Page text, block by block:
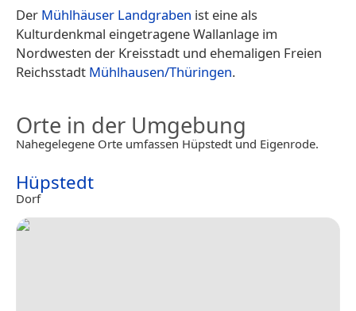
Der Mühlhäuser Landgraben ist eine als
Kulturdenkmal eingetragene Wallanlage im
Nordwesten der Kreisstadt und ehemaligen Freien
Reichsstadt Mühlhausen/Thüringen.
Orte in der Umgebung
Nahegelegene Orte umfassen Hüpstedt und Eigenrode.
Hüpstedt
Dorf